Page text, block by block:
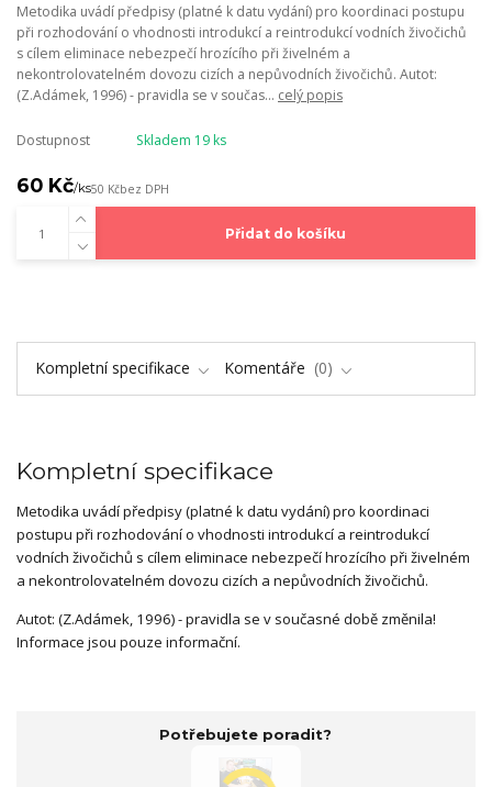
Metodika uvádí předpisy (platné k datu vydání) pro koordinaci postupu
při rozhodování o vhodnosti introdukcí a reintrodukcí vodních živočichů
s cílem eliminace nebezpečí hrozícího při živelném a
nekontrolovatelném dovozu cizích a nepůvodních živočichů. Autot:
(Z.Adámek, 1996) - pravidla se v součas... celý popis
Dostupnost Skladem 19 ks
60 Kč/ks50 Kčbez DPH
Přidat do košíku
Kompletní specifikace Komentáře 0
Kompletní specifikace
Metodika uvádí předpisy (platné k datu vydání) pro koordinaci
postupu při rozhodování o vhodnosti introdukcí a reintrodukcí
vodních živočichů s cílem eliminace nebezpečí hrozícího při živelném
a nekontrolovatelném dovozu cizích a nepůvodních živočichů.
Autot: (Z.Adámek, 1996) - pravidla se v současné době změnila!
Informace jsou pouze informační.
Potřebujete poradit?